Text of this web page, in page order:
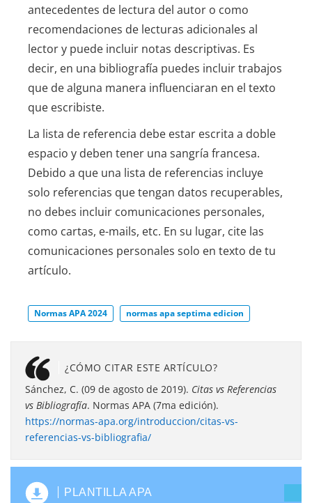
antecedentes de lectura del autor o como
recomendaciones de lecturas adicionales al
lector y puede incluir notas descriptivas. Es
decir, en una bibliografía puedes incluir trabajos
que de alguna manera influenciaran en el texto
que escribiste.
La lista de referencia debe estar escrita a doble
espacio y deben tener una sangría francesa.
Debido a que una lista de referencias incluye
solo referencias que tengan datos recuperables,
no debes incluir comunicaciones personales,
como cartas, e-mails, etc. En su lugar, cite las
comunicaciones personales solo en texto de tu
artículo.
Normas APA 2024 normas apa septima edicion
¿CÓMO CITAR ESTE ARTÍCULO?
Sánchez, C. (09 de agosto de 2019). Citas vs Referencias
vs Bibliografía. Normas APA (7ma edición).
https://normas-apa.org/introduccion/citas-vs-
referencias-vs-bibliografia/
PLANTILLA APA